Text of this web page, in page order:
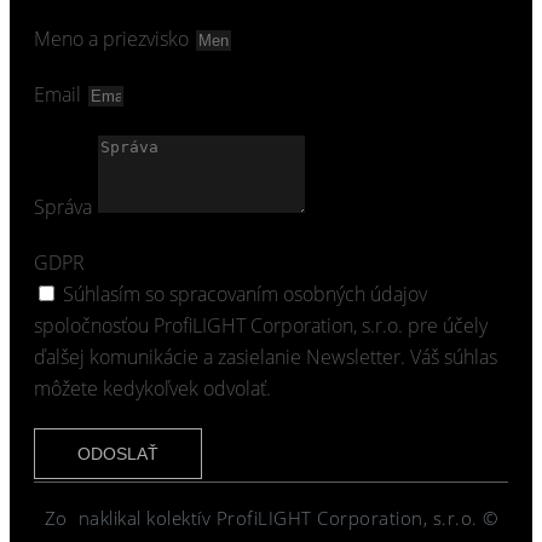
Meno a priezvisko
Email
Správa
GDPR
Súhlasím so spracovaním osobných údajov
spoločnosťou ProfiLIGHT Corporation, s.r.o. pre účely
ďalšej komunikácie a zasielanie Newsletter. Váš súhlas
môžete kedykoľvek odvolať.
ODOSLAŤ
Zo naklikal kolektív ProfiLIGHT Corporation, s.r.o. ©